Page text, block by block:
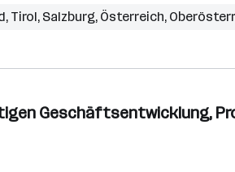
, Tirol, Salzburg, Österreich,
Geschäftsentwicklung,